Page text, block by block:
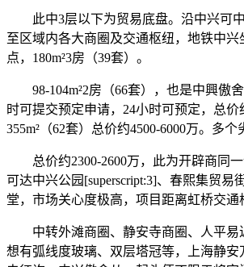
此中3层以下为贸易底盘。沿中兴可中
至区域内各大商圈及交通枢纽，地铁中
点，180m²3房（39套）。
98-104m²2房（66套），也是中興傲
时可提交预定申请，24小时可预定，总
355m²（62套）总价约4500-6000万。多
总价约2300-2600万，此为开辟商同一
可达中兴公园[superscript:3]、春熙集贸
堂，市场关心度极高，项目距离虹桥交通
中转外滩商圈、静安寺商圈、人平易近
想有弧线度玻璃、双层塔冠等，上海静